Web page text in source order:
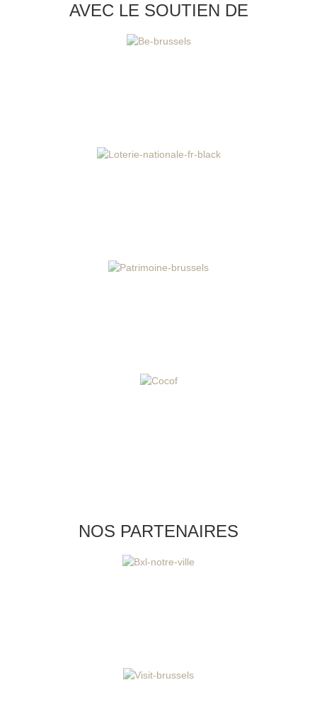
AVEC LE SOUTIEN DE
NOS PARTENAIRES